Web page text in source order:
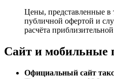
Цены, представленные в
публичной офертой и
расчёта
Сайт и мобильные
Официальный сайт